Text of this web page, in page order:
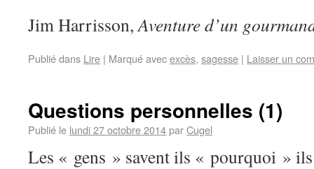
Jim Harrisson,Aventure d’un
Publié dans Lire | Marqué avecexcès, sagesse | Laisser un
Questions personnelles (1)
Publié le lundi 27 octobre 2014parCugel
Les « gens » savent ils « pourquoi »